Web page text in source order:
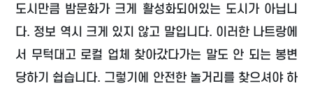
도시만큼 밤문화가 크게 활성화되어있는 도시가 아닙니
다. 정보 역시 크게 있지 않고 말입니다. 이러한 나트랑에
서 무턱대고 로컬 업체 찾아갔다가는 말도 안 되는 봉변
당하기 쉽습니다. 그렇기에 안전한 놀거리를 찾으셔야 하